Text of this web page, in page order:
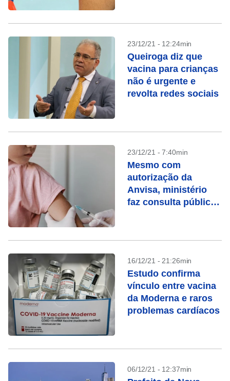
23/12/21 - 12:24min
Queiroga diz que
vacina para crianças
não é urgente e
revolta redes sociais
23/12/21 - 7:40min
Mesmo com
autorização da
Anvisa, ministério
faz consulta pública
16/12/21 - 21:26min
Estudo confirma
vínculo entre vacina
da Moderna e raros
problemas cardíacos
06/12/21 - 12:37min